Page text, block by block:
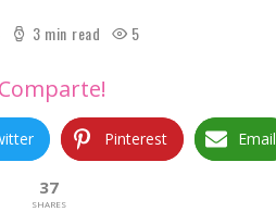
3 min read 5
Pinterest Email
37
SHARES